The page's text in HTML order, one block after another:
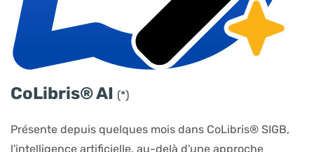
​CoLibris® AI (*)
Présente depuis quelques mois dans CoLibris® SIGB,
l'intelligence artificielle, au-delà d'une approche